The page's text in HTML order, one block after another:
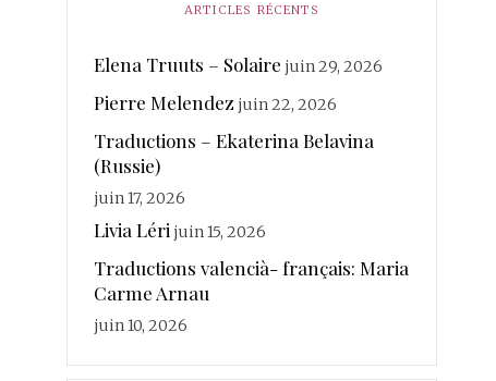
Paisantphotographies Poésiequintuor
RateauReal Rivière Kéraval
Rosin Ruhaud
valencià vanderplancke
ARTICLES RÉCENTS
Elena Truuts – Solaire juin 29, 2026
Pierre Melendez juin 22, 2026
Traductions – Ekaterina Belavina
(Russie)
juin 17, 2026
Livia Léri juin 15, 2026
Traductions valencià- français: Maria
Carme Arnau
juin 10, 2026